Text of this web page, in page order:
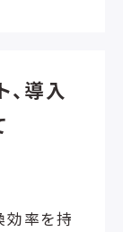
導入
効率を持